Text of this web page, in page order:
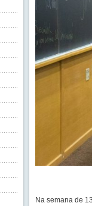
Na semana de